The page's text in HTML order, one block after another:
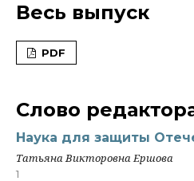
Весь выпуск
PDF
Слово
Наука для защиты
Татьяна Викторовна Ершова
1